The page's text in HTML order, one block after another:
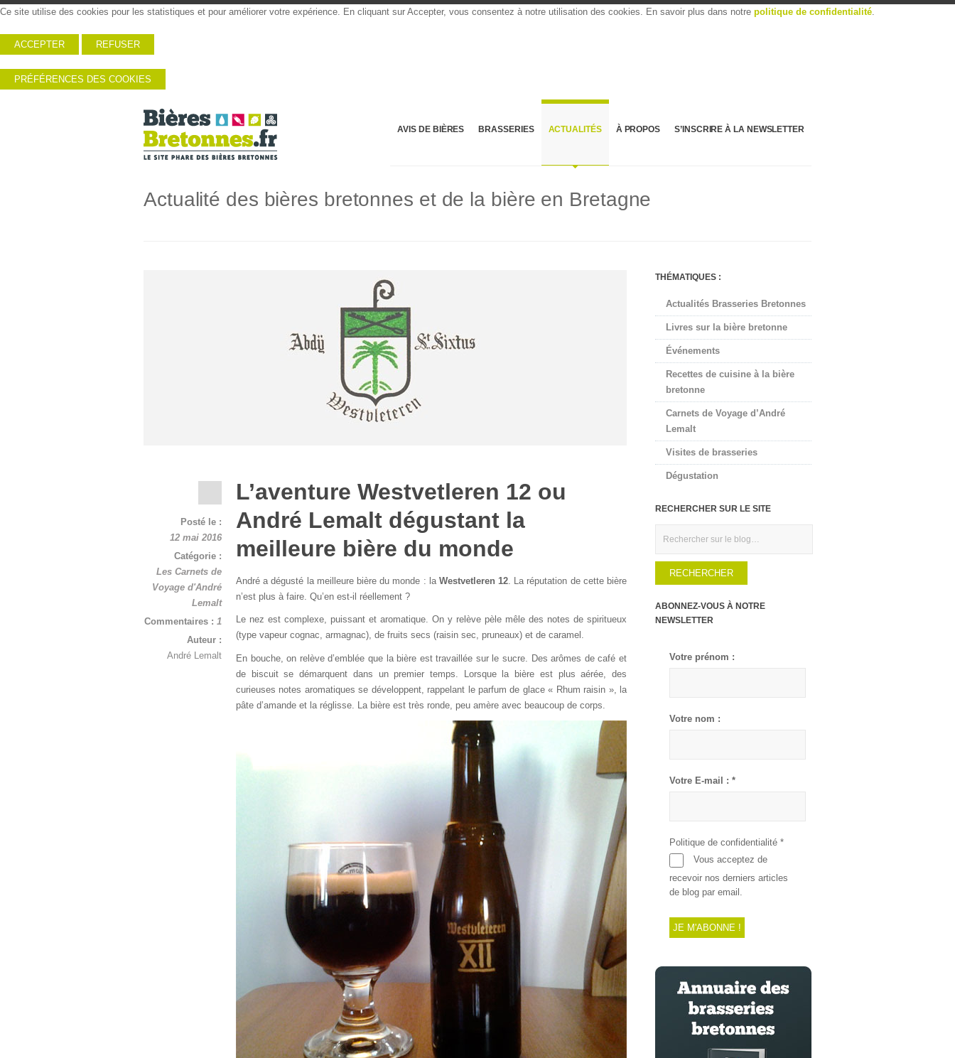
Ce site utilise des cookies pour les statistiques et pour améliorer votre expérience. En cliquant sur Accepter, vous consentez à notre utilisation des cookies. En savoir plus dans notre politique de confidentialité.
ACCEPTER REFUSER
PRÉFÉRENCES DES COOKIES
AVIS DE BIÈRES BRASSERIES ACTUALITÉS À PROPOS S’INSCRIRE À LA NEWSLETTER
Actualité des bières bretonnes et de la bière en Bretagne
L’aventure Westvetleren 12 ou
André Lemalt dégustant la
meilleure bière du monde
André a dégusté la meilleure bière du monde : la Westvetleren 12. La réputation de cette bière
n’est plus à faire. Qu’en est-il réellement ?
Le nez est complexe, puissant et aromatique. On y relève pèle mêle des notes de spiritueux
(type vapeur cognac, armagnac), de fruits secs (raisin sec, pruneaux) et de caramel.
En bouche, on relève d’emblée que la bière est travaillée sur le sucre. Des arômes de café et
de biscuit se démarquent dans un premier temps. Lorsque la bière est plus aérée, des
curieuses notes aromatiques se développent, rappelant le parfum de glace « Rhum raisin », la
pâte d’amande et la réglisse. La bière est très ronde, peu amère avec beaucoup de corps.
Posté le :
12 mai 2016
Catégorie :
Les Carnets de
Voyage d'André
Lemalt
Commentaires : 1
Auteur :
André Lemalt
THÉMATIQUES :
Actualités Brasseries Bretonnes
Livres sur la bière bretonne
Événements
Recettes de cuisine à la bière
bretonne
Carnets de Voyage d’André
Lemalt
Visites de brasseries
Dégustation
RECHERCHER SUR LE SITE
ABONNEZ-VOUS À NOTRE
NEWSLETTER
Votre prénom :
Votre nom :
Votre E-mail : *
Politique de confidentialité *
Vous acceptez de
recevoir nos derniers articles
de blog par email.